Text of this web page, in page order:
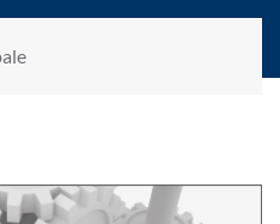
Luperini